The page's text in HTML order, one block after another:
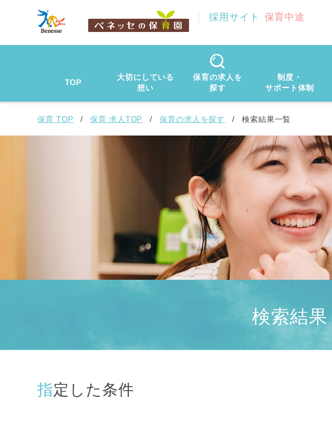
採用サイト 保育中途
TOP
大切にしている
想い
保育の求人を
探す
制度・
サポート体制
保育 TOP 保育 求人TOP 保育の求人を探す 検索結果一覧
検索結果
指定した条件